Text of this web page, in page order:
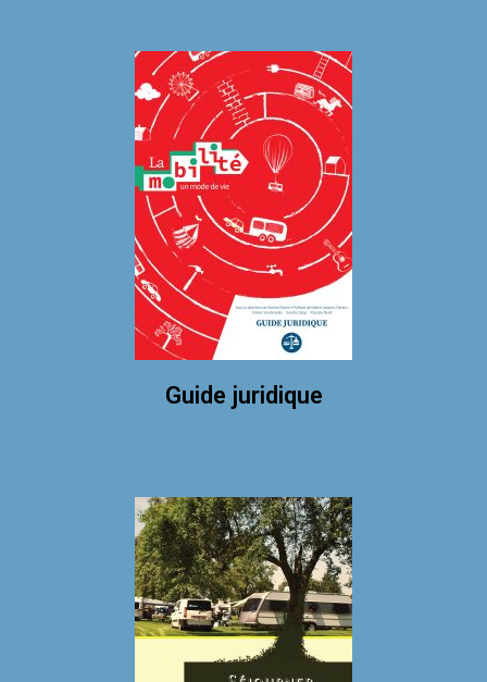
Guide juridique